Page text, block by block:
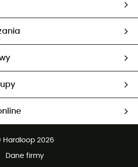
Hardloop 2026
Dane firmy